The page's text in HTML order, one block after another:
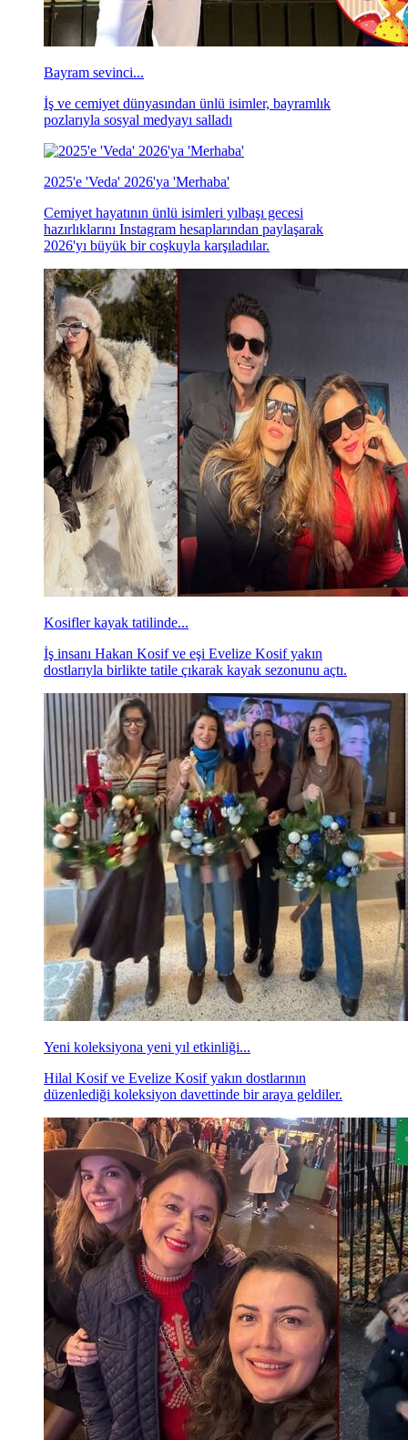
Bayram sevinci...
İş ve cemiyet dünyasından ünlü isimler, bayramlık
pozlarıyla sosyal medyayı salladı
2025'e 'Veda' 2026'ya 'Merhaba'
Cemiyet hayatının ünlü isimleri yılbaşı gecesi
hazırlıklarını Instagram hesaplarından paylaşarak
2026'yı büyük bir coşkuyla karşıladılar.
Kosifler kayak tatilinde...
İş insanı Hakan Kosif ve eşi Evelize Kosif yakın
dostlarıyla birlikte tatile çıkarak kayak sezonunu açtı.
Yeni koleksiyona yeni yıl etkinliği...
Hilal Kosif ve Evelize Kosif yakın dostlarının
düzenlediği koleksiyon davettinde bir araya geldiler.